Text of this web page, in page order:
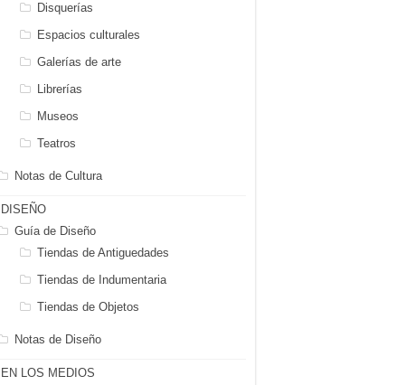
Disquerías
Espacios culturales
Galerías de arte
Librerías
Museos
Teatros
Notas de Cultura
DISEÑO
Guía de Diseño
Tiendas de Antiguedades
Tiendas de Indumentaria
Tiendas de Objetos
Notas de Diseño
EN LOS MEDIOS